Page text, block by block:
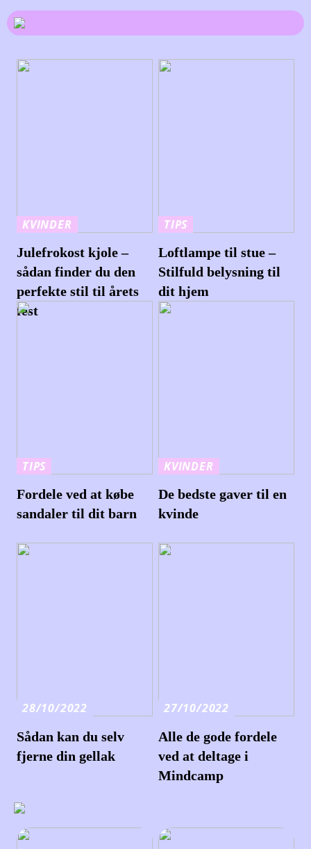
KVINDER
Julefrokost kjole –
sådan finder du den
perfekte stil til årets
fest
TIPS
Loftlampe til stue –
Stilfuld belysning til
dit hjem
TIPS
Fordele ved at købe
sandaler til dit barn
KVINDER
De bedste gaver til en
kvinde
28/10/2022
Sådan kan du selv
fjerne din gellak
27/10/2022
Alle de gode fordele
ved at deltage i
Mindcamp